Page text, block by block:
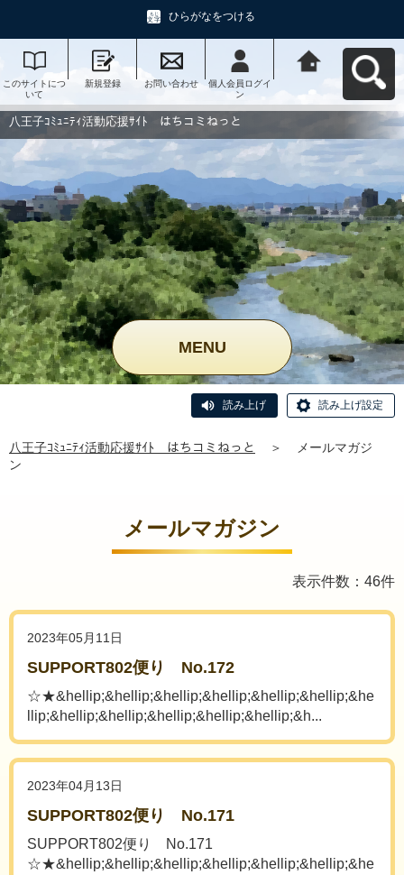
ひらがなをつける
このサイトにつ
いて
新規登録 お問い合わせ
個人会員ログイ
ン
動応援ｻｲﾄ はち
コミねっとへ戻
八王子ｺﾐｭﾆﾃｨ活動応援ｻｲﾄ はちコミねっと
MENU
読み上げ 読み上げ設定
八王子ｺﾐｭﾆﾃｨ活動応援ｻｲﾄ はちコミねっと ＞
メールマガジ
ン
メールマガジン
表示件数：46件
2023年05月11日
SUPPORT802便り No.172
☆★&hellip;&hellip;&hellip;&hellip;&hellip;&hellip;&he
llip;&hellip;&hellip;&hellip;&hellip;&hellip;&h...
2023年04月13日
SUPPORT802便り No.171
SUPPORT802便り No.171
☆★&hellip;&hellip;&hellip;&hellip;&hellip;&hellip;&he